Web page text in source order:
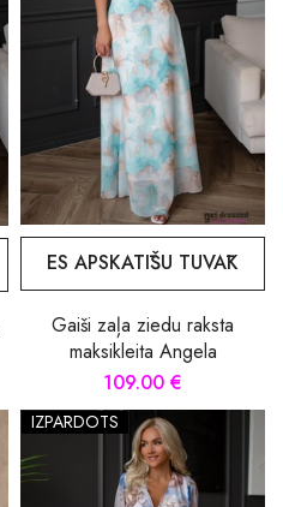
ES APSKATĪŠU TUVĀK
Gaiši zaļa ziedu raksta
maksikleita Angela
109.00 €
IZPĀRDOTS